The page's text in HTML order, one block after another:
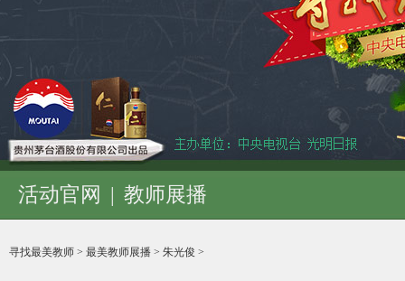
活动官网 | 教师展播
寻找最美教师 > 最美教师展播 > 朱光俊 >